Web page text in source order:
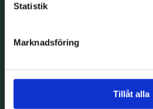
Statistik
Marknadsföring
Tillåt alla